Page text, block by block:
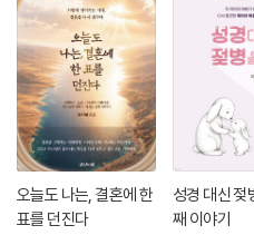
오늘도 나는, 결혼에 한
표를 던진다
성경 대신 젖
째 이야기